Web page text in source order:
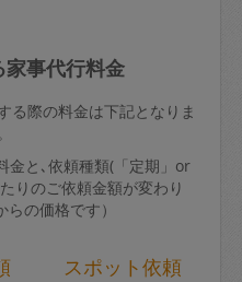
事代行料金
る際の料金は下記となりま
金と､依頼種類(「定期」or
りのご依頼金額が変わり
の価格です）
スポット依頼